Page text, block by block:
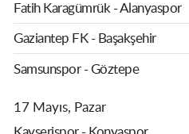
Fatih Karagümrük - Alanyaspor
Gaziantep FK - Başakşehir
Samsunspor - Göztepe
17 Mayıs, Pazar